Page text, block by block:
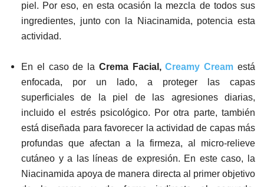
piel. Por eso, en esta ocasión la mezcla de todos sus
ingredientes, junto con la Niacinamida, potencia esta
actividad.
En el caso de la Crema Facial, Creamy Cream está
enfocada, por un lado, a proteger las capas
superficiales de la piel de las agresiones diarias,
incluido el estrés psicológico. Por otra parte, también
está diseñada para favorecer la actividad de capas más
profundas que afectan a la firmeza, al micro-relieve
cutáneo y a las líneas de expresión. En este caso, la
Niacinamida apoya de manera directa al primer objetivo